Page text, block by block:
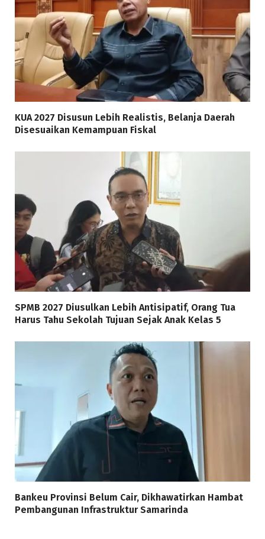
KUA 2027 Disusun Lebih Realistis, Belanja Daerah
Disesuaikan Kemampuan Fiskal
SPMB 2027 Diusulkan Lebih Antisipatif, Orang Tua
Harus Tahu Sekolah Tujuan Sejak Anak Kelas 5
Bankeu Provinsi Belum Cair, Dikhawatirkan Hambat
Pembangunan Infrastruktur Samarinda